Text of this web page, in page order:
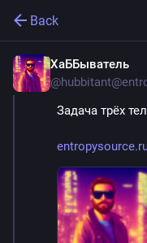
Back
ХаББыватель
@
Задача трёх